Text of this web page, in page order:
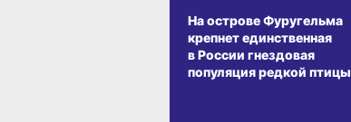
На острове Фуругельма
крепнет единственная
в России гнездовая
популяция редкой птицы